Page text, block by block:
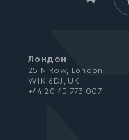
Лондон
25 N Row, London
W1K 6DJ, UK
+44 20 45 773 007